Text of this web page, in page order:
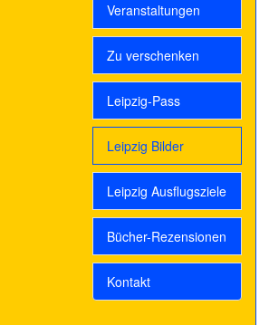
Veranstaltungen
Zu verschenken
Leipzig-Pass
Leipzig Bilder
Leipzig Ausflugsziele
Bücher-Rezensionen
Kontakt